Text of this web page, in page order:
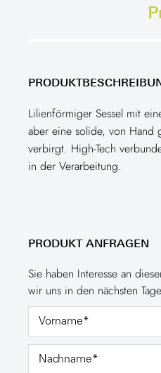
Lilienförmiger Sessel mit
aber eine solide, von Hand
verbirgt. High-Tech
in der Verarbeitung.
PRODUKT ANFRAGEN
Sie haben Interesse an
wir uns in den nächsten